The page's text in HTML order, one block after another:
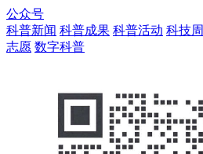
公众号
科普新闻 科普成果 科普活动 科技周
志愿 数字科普